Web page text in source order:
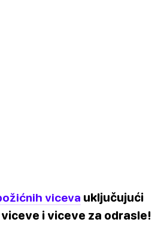
viceva uključujući
i viceve za odrasle!